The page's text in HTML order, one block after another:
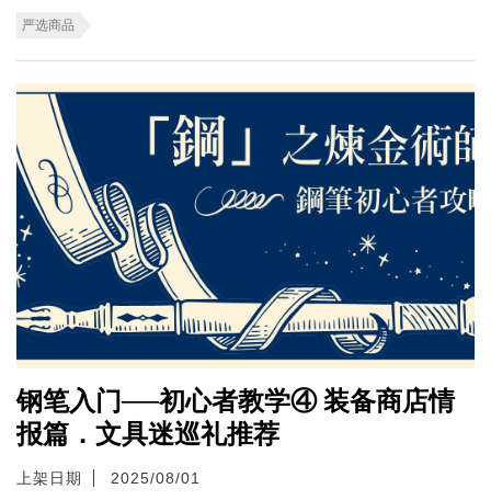
严选商品
钢笔入门──初心者教学④ 装备商店情
报篇．文具迷巡礼推荐
上架日期 2025/08/01